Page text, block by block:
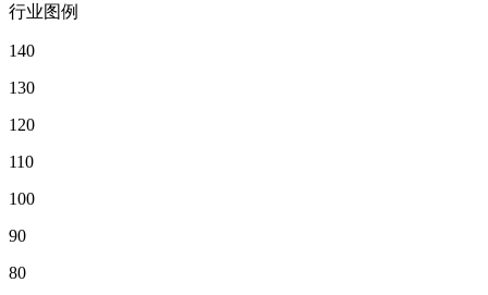
行业图例
140
130
120
110
100
90
80